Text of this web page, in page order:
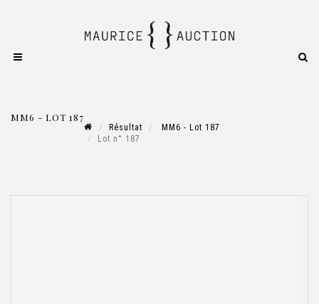
MM6 - LOT 187
Résultat
MM6 - Lot 187
Lot n° 187